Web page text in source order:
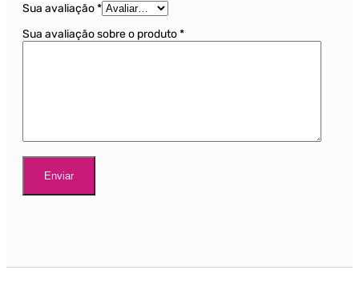
Sua avaliação*
Sua avaliação sobre o produto*